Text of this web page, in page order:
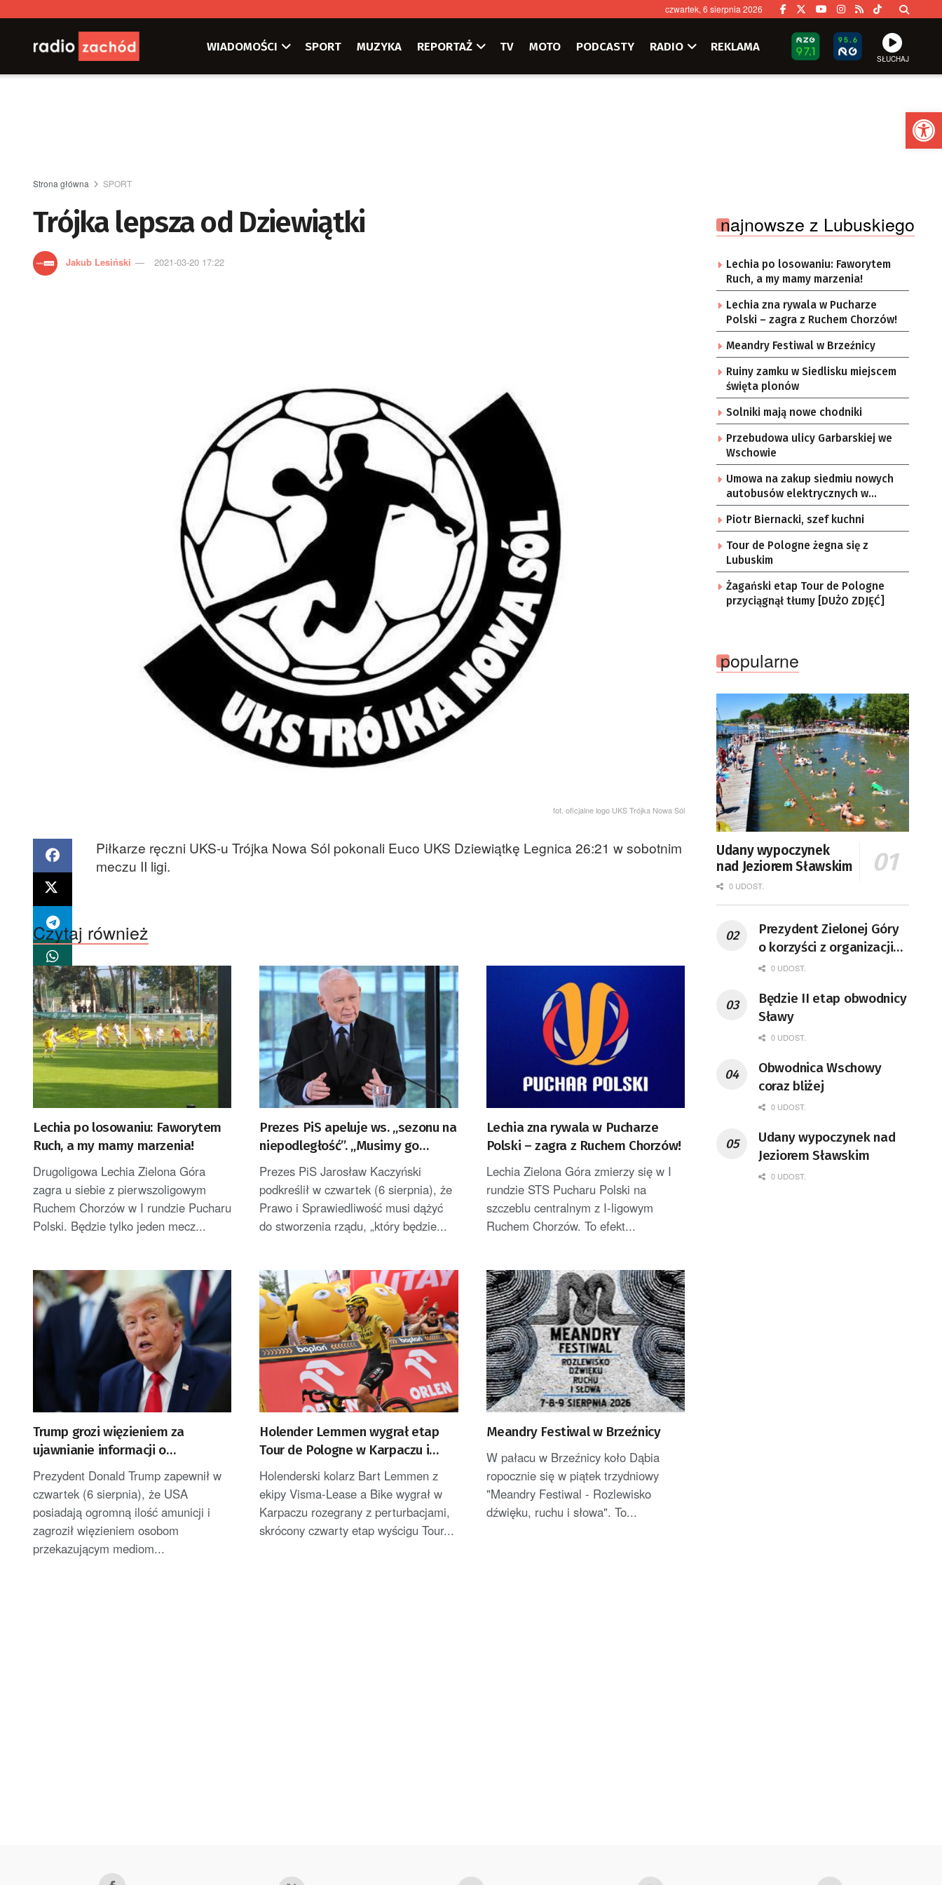
czwartek, 6 sierpnia 2026
WIADOMOŚCI SPORT MUZYKA REPORTAŻ TV MOTO PODCASTY RADIO REKLAMA
SŁUCHAJ
Strona główna SPORT
Trójka lepsza od Dziewiątki
Jakub Lesiński 2021-03-20 17:22
fot. oficjalne logo UKS Trójka Nowa Sól
Piłkarze ręczni UKS-u Trójka Nowa Sól pokonali Euco UKS Dziewiątkę Legnica 26:21 w sobotnim
meczu II ligi.
Czytaj również
Lechia po losowaniu: Faworytem
Ruch, a my mamy marzenia!
Drugoligowa Lechia Zielona Góra
zagra u siebie z pierwszoligowym
Ruchem Chorzów w I rundzie Pucharu
Polski. Będzie tylko jeden mecz...
Prezes PiS apeluje ws. „sezonu na
niepodległość”. „Musimy go
wykorzystać”
Prezes PiS Jarosław Kaczyński
podkreślił w czwartek (6 sierpnia), że
Prawo i Sprawiedliwość musi dążyć
do stworzenia rządu, „który będzie...
Lechia zna rywala w Pucharze
Polski – zagra z Ruchem Chorzów!
Lechia Zielona Góra zmierzy się w I
rundzie STS Pucharu Polski na
szczeblu centralnym z I-ligowym
Ruchem Chorzów. To efekt...
Trump grozi więzieniem za
ujawnianie informacji o
uszczuplonych zapasach amunicji
Prezydent Donald Trump zapewnił w
czwartek (6 sierpnia), że USA
posiadają ogromną ilość amunicji i
zagroził więzieniem osobom
przekazującym mediom...
Holender Lemmen wygrał etap
Tour de Pologne w Karpaczu i
został liderem [AKTUALIZACJA]
Holenderski kolarz Bart Lemmen z
ekipy Visma-Lease a Bike wygrał w
Karpaczu rozegrany z perturbacjami,
skrócony czwarty etap wyścigu Tour...
Meandry Festiwal w Brzeźnicy
W pałacu w Brzeźnicy koło Dąbia
ropocznie się w piątek trzydniowy
"Meandry Festiwal - Rozlewisko
dźwięku, ruchu i słowa". To...
najnowsze z Lubuskiego
Lechia po losowaniu: Faworytem
Ruch, a my mamy marzenia!
Lechia zna rywala w Pucharze
Polski – zagra z Ruchem Chorzów!
Meandry Festiwal w Brzeźnicy
Ruiny zamku w Siedlisku miejscem
święta plonów
Solniki mają nowe chodniki
Przebudowa ulicy Garbarskiej we
Wschowie
Umowa na zakup siedmiu nowych
autobusów elektrycznych w
Zielonej Górze
Piotr Biernacki, szef kuchni
Tour de Pologne żegna się z
Lubuskim
Żagański etap Tour de Pologne
przyciągnął tłumy [DUŻO ZDJĘĆ]
popularne
Udany wypoczynek
nad Jeziorem Sławskim
0 UDOST.
Prezydent Zielonej Góry
o korzyści z organizacji
mety Tour de Pologne
0 UDOST.
Będzie II etap obwodnicy
Sławy
0 UDOST.
Obwodnica Wschowy
coraz bliżej
0 UDOST.
Udany wypoczynek nad
Jeziorem Sławskim
0 UDOST.